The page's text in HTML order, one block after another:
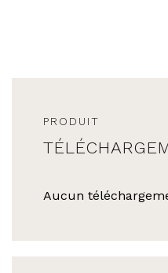
PRODUIT
Aucun